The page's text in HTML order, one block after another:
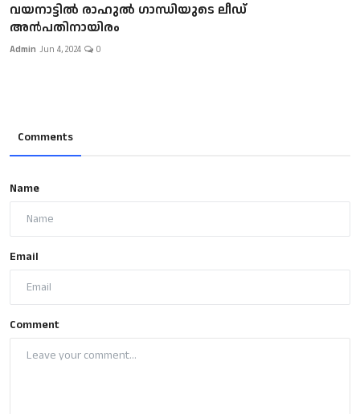
വയനാട്ടിൽ രാഹുൽ ഗാന്ധിയുടെ ലീഡ്
അൻപതിനായിരം
Admin Jun 4, 2024 0
Comments
Name
Email
Comment